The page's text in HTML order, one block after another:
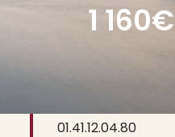
1 160€
01.41.12.04.80